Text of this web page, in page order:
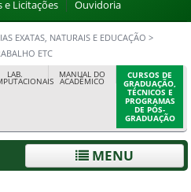
e Licitações Ouvidoria
EXATAS, NATURAIS E EDUCAÇÃO >
ETC
LAB. MANUAL DO
ACADÊMICO
CURSOS DE
GRADUAÇÃO,
TÉCNICOS E
PROGRAMAS
DE PÓS-
GRADUAÇÃO
MENU